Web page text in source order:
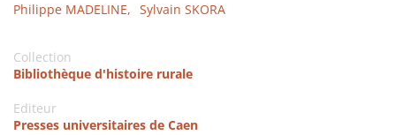
Philippe MADELINE, Sylvain SKORA
Collection
Bibliothèque d'histoire rurale
Editeur
Presses universitaires de Caen